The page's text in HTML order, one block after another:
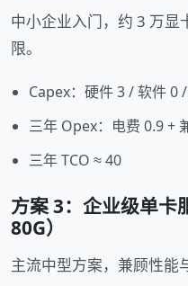
中小企业入门，约 3 万显
限。
Capex：硬件 3 / 软件 0
三年 Opex：电费 0.9 +
三年 TCO ≈ 40
方案 3：企业级单卡
80G）
主流中型方案，兼顾性能